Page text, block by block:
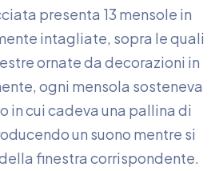
presenta 13 mensole in
intagliate, sopra le quali
ornate da decorazioni in
ogni mensola sosteneva
in cui cadeva una pallina di
un suono mentre si
finestra corrispondente.